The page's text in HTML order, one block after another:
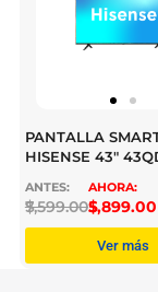
PANTALLA
HISENSE 43″
$
7,599.00$
5,899.00
Ver más